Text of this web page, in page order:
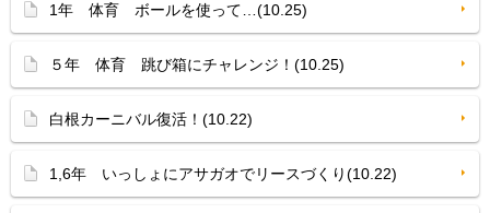
1年 体育 ボールを使って…(10.25)
５年 体育 跳び箱にチャレンジ！(10.25)
白根カーニバル復活！(10.22)
1,6年 いっしょにアサガオでリースづくり(10.22)